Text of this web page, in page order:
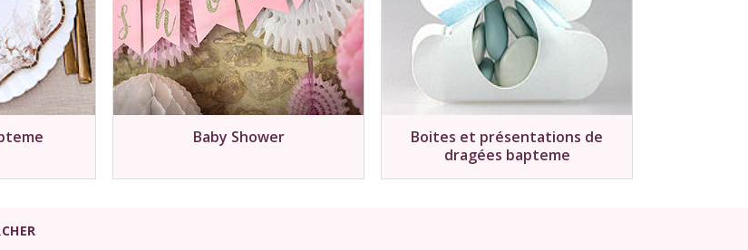
Baby Shower
Boites et présentations de
dragées bapteme